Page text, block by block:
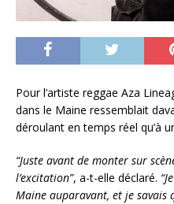
Pour l’artiste reggae Aza
dans le Maine ressemblait
déroulant en temps réel qu’à
“Juste avant de monter sur
l’excitation”, a-t-elle déclaré.
Maine auparavant, et je savais